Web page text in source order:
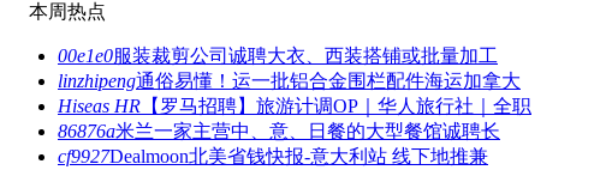
本周热点
00e1e0服装裁剪公司诚聘大衣、西装搭铺或批量加工
linzhipeng通俗易懂！运一批铝合金围栏配件海运加拿大
Hiseas HR 【罗马招聘】旅游计调OP｜华人旅行社｜全职
86876a米兰一家主营中、意、日餐的大型餐馆诚聘长
cf9927Dealmoon北美省钱快报-意大利站 线下地推兼